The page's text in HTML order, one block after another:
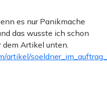
es nur Panikmache
das wusste ich schon
dem Artikel unten.
artikel/